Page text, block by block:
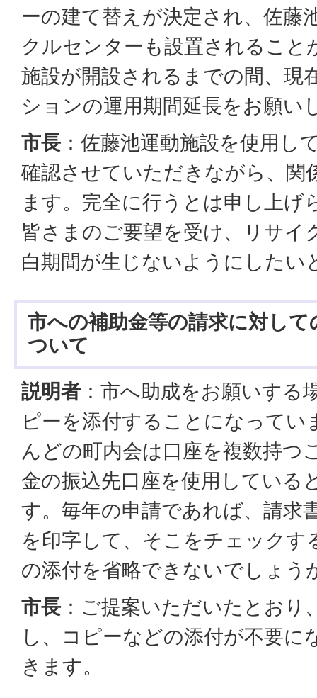
ーの建て替えが決定され、佐藤
クルセンターも設置されること
施設が開設されるまでの間、現
ションの運用期間延長をお願い
市長 ：佐藤池運動施設を使用し
確認させていただきながら、関
ます。完全に行うとは申し上げ
皆さまのご要望を受け、リサイ
白期間が生じないようにしたい
市への補助金等の請求に対し
ついて
説明者 ：市へ助成をお願いする
ピーを添付することになってい
んどの町内会は口座を複数持つ
金の振込先口座を使用している
す。毎年の申請であれば、請求
を印字して、そこをチェックす
の添付を省略できないでしょう
市長 ：ご提案いただいたとおり
し、コピーなどの添付が不要に
きます。